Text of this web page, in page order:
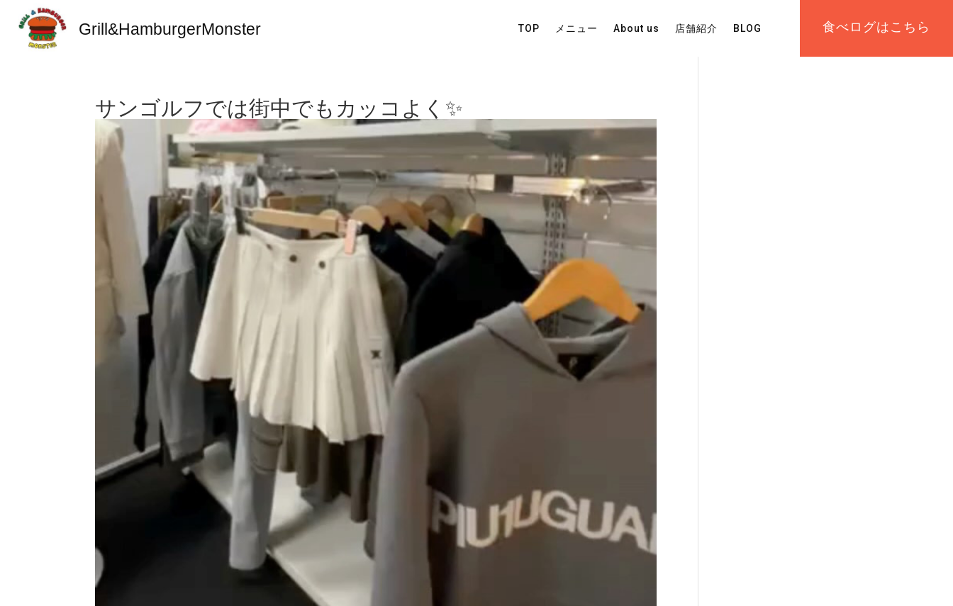
Grill&HamburgerMonster TOP メニュー About us 店舗紹介 BLOG 食べログはこちら
サンゴルフでは街中でもカッコよく✨